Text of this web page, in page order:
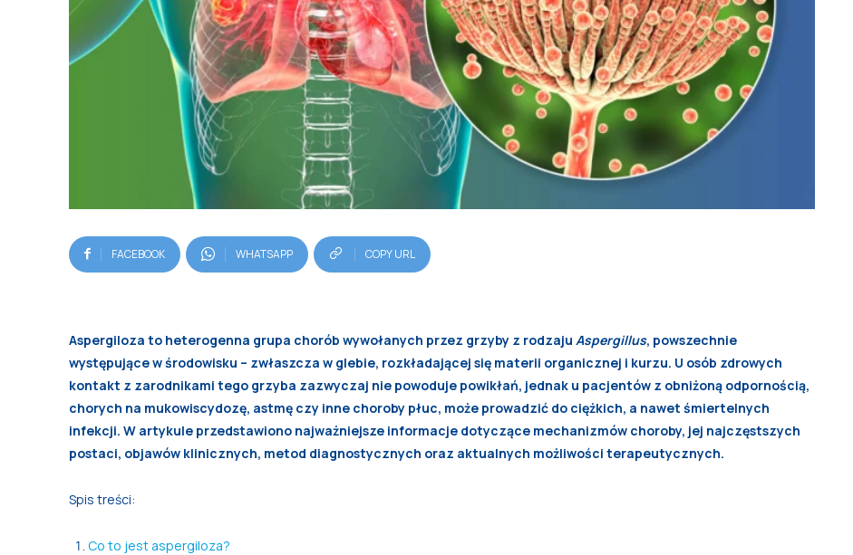
FACEBOOK WHATSAPP COPY URL
Aspergiloza to heterogenna grupa chorób wywołanych przez grzyby z rodzaju Aspergillus, powszechnie
występujące w środowisku – zwłaszcza w glebie, rozkładającej się materii organicznej i kurzu. U osób zdrowych
kontakt z zarodnikami tego grzyba zazwyczaj nie powoduje powikłań, jednak u pacjentów z obniżoną odpornością,
chorych na mukowiscydozę, astmę czy inne choroby płuc, może prowadzić do ciężkich, a nawet śmiertelnych
infekcji. W artykule przedstawiono najważniejsze informacje dotyczące mechanizmów choroby, jej najczęstszych
postaci, objawów klinicznych, metod diagnostycznych oraz aktualnych możliwości terapeutycznych.
Spis treści:
Co to jest aspergiloza?